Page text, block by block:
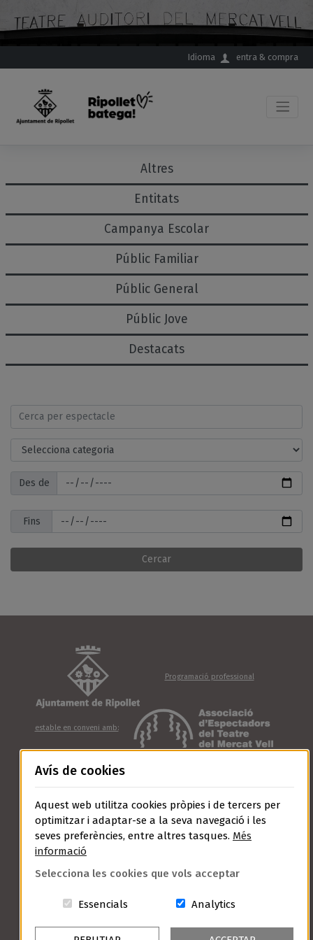
Idioma entra & compra
Destacats
Públic Jove
Públic General
Públic Familiar
Campanya Escolar
Entitats
Altres
Cerca per espectacle
Selecciona categoria
Des de
Des de
Fins
Cercar
Teatre Auditori del Mercat
Espectacles destacats
Programació professional
estable en conveni amb:
Avís de cookies
Aquest web utilitza cookies pròpies i de tercers per
optimitzar i adaptar-se a la seva navegació i les
seves preferències, entre altres tasques. Més
informació
Selecciona les cookies que vols acceptar
Essencials Aquestes cookies són essencials
Analytics